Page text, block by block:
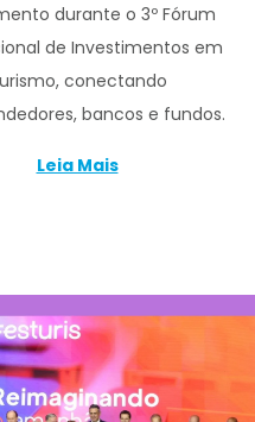
durante o 3º Fórum
de Investimentos em
conectando
bancos e fundos.
Leia Mais